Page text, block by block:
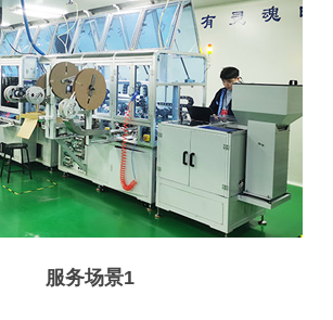
服务场景1